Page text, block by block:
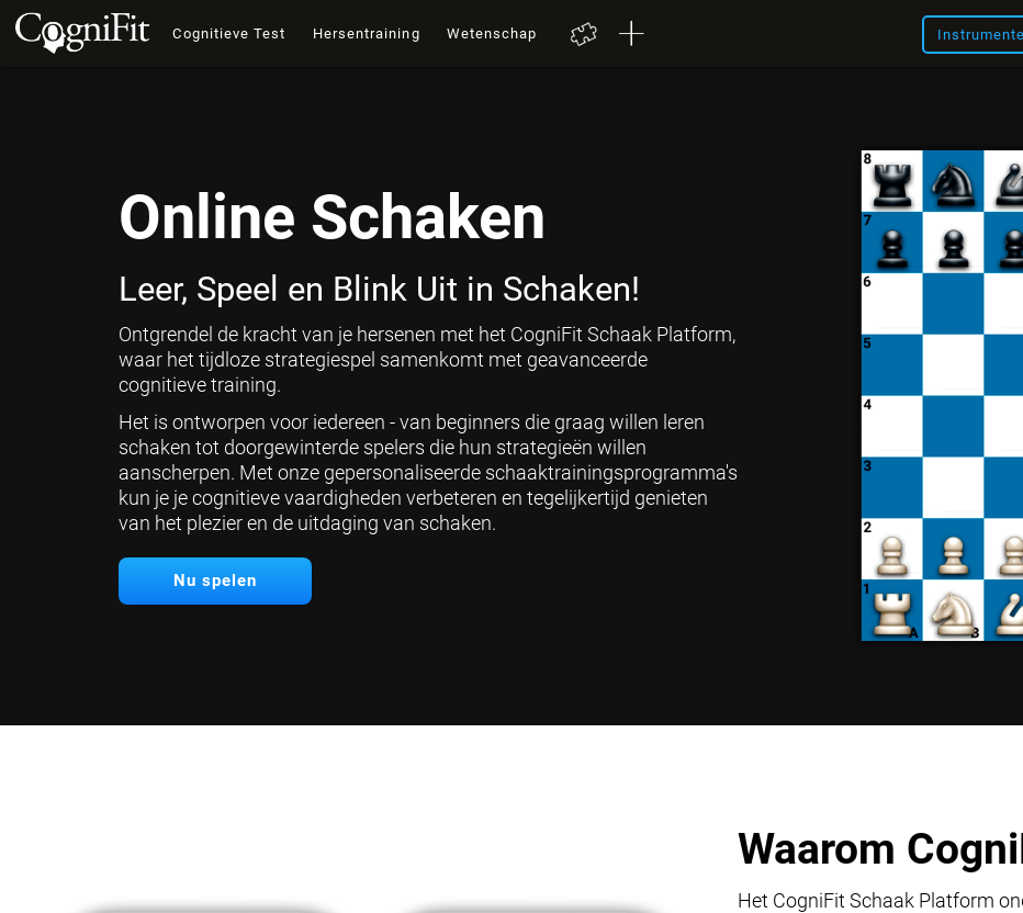
Cognitieve Test Hersentraining Wetenschap
Online Schaken
Leer, Speel en Blink Uit in Schaken!
Ontgrendel de kracht van je hersenen met het CogniFit Schaak Platform,
waar het tijdloze strategiespel samenkomt met geavanceerde
cognitieve training.
Het is ontworpen voor iedereen - van beginners die graag willen leren
schaken tot doorgewinterde spelers die hun strategieën willen
aanscherpen. Met onze gepersonaliseerde schaaktrainingsprogramma's
kun je je cognitieve vaardigheden verbeteren en tegelijkertijd genieten
van het plezier en de uitdaging van schaken.
Nu spelen
Waarom
Het CogniFit Schaak Platform